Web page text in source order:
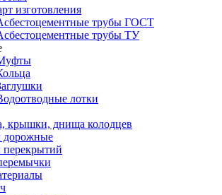
изготовления
трубы ГОСТ
трубы ТУ
лотки
крышки, днища колодцев